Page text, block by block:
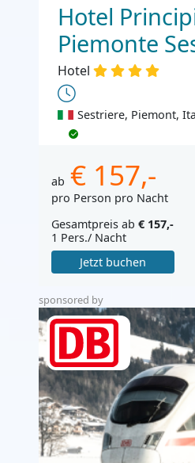
Hotel
Piemonte
Hotel
Sestriere, Piemont,
ab € 157,-
pro Person pro Nacht
Gesamtpreis ab € 157,-
1 Pers./ Nacht
Jetzt buchen
sponsored by